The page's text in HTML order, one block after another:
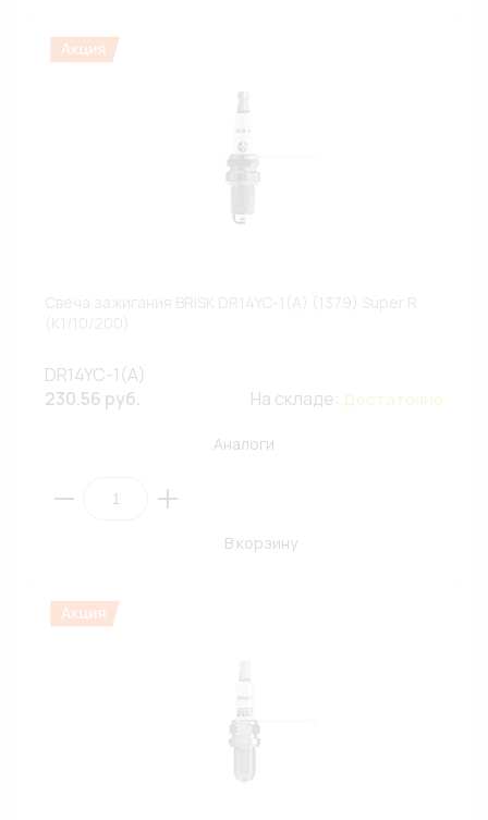
DR14YC-1(A)
230.56 руб.
На складе: Достаточно
Аналоги
В корзину